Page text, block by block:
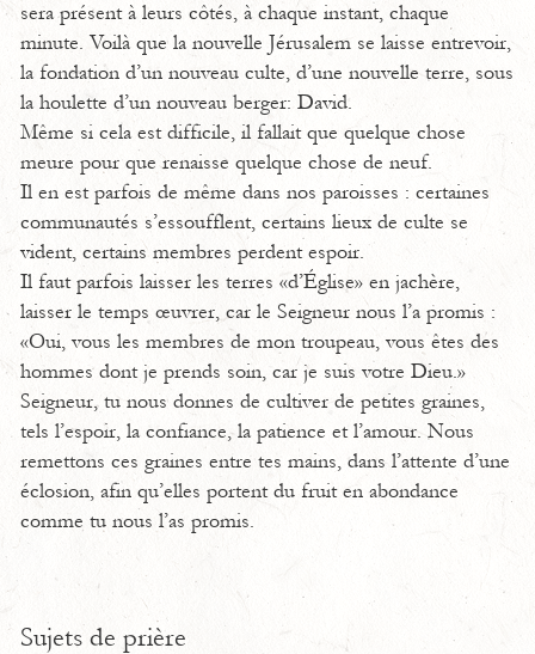
sera présent à leurs côtés, à chaque instant, chaque
minute. Voilà que la nouvelle Jérusalem se laisse entrevoir,
la fondation d’un nouveau culte, d’une nouvelle terre, sous
la houlette d’un nouveau berger: David.
Même si cela est difficile, il fallait que quelque chose
meure pour que renaisse quelque chose de neuf.
Il en est parfois de même dans nos paroisses : certaines
communautés s’essoufflent, certains lieux de culte se
vident, certains membres perdent espoir.
Il faut parfois laisser les terres «d’Église» en jachère,
laisser le temps œuvrer, car le Seigneur nous l’a promis :
«Oui, vous les membres de mon troupeau, vous êtes des
hommes dont je prends soin, car je suis votre Dieu.»
Seigneur, tu nous donnes de cultiver de petites graines,
tels l’espoir, la confiance, la patience et l’amour. Nous
remettons ces graines entre tes mains, dans l’attente d’une
éclosion, afin qu’elles portent du fruit en abondance
comme tu nous l’as promis.
Sujets de prière